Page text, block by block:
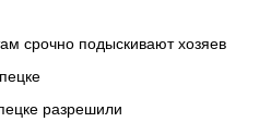
срочно подыскивают хозяев
разрешили